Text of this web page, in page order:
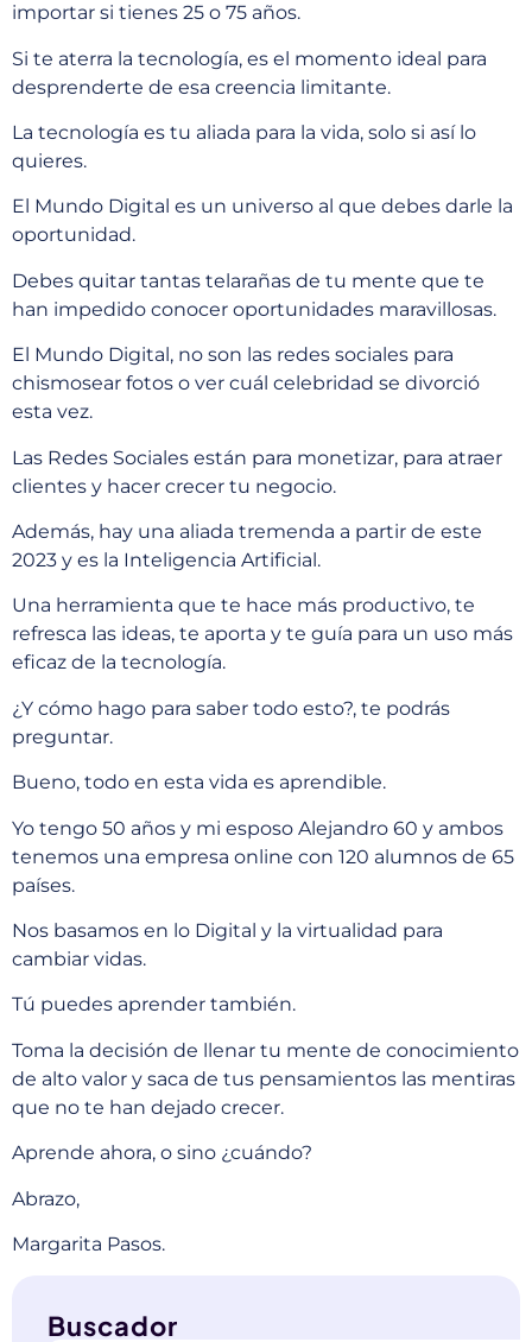
importar si tienes 25 o 75 años.
Si te aterra la tecnología, es el momento ideal para
desprenderte de esa creencia limitante.
La tecnología es tu aliada para la vida, solo si así lo
quieres.
El Mundo Digital es un universo al que debes darle la
oportunidad.
Debes quitar tantas telarañas de tu mente que te
han impedido conocer oportunidades maravillosas.
El Mundo Digital, no son las redes sociales para
chismosear fotos o ver cuál celebridad se divorció
esta vez.
Las Redes Sociales están para monetizar, para atraer
clientes y hacer crecer tu negocio.
Además, hay una aliada tremenda a partir de este
2023 y es la Inteligencia Artificial.
Una herramienta que te hace más productivo, te
refresca las ideas, te aporta y te guía para un uso más
eficaz de la tecnología.
¿Y cómo hago para saber todo esto?, te podrás
preguntar.
Bueno, todo en esta vida es aprendible.
Yo tengo 50 años y mi esposo Alejandro 60 y ambos
tenemos una empresa online con 120 alumnos de 65
países.
Nos basamos en lo Digital y la virtualidad para
cambiar vidas.
Tú puedes aprender también.
Toma la decisión de llenar tu mente de conocimiento
de alto valor y saca de tus pensamientos las mentiras
que no te han dejado crecer.
Aprende ahora, o sino ¿cuándo?
Abrazo,
Margarita Pasos.
Buscador